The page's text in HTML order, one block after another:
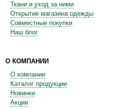
Ткани и уход за ними
Открытие магазина одежды
Совместные покупки
Наш блог
О КОМПАНИИ
О компании
Каталог продукции
Новинки
Акции